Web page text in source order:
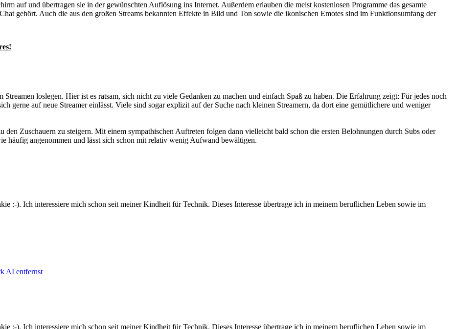
auf und übertragen sie in der gewünschten Auflösung ins Internet. Außerdem erlauben die meist kostenlosen Programme das gesamte
gehört. Auch die aus den großen Streams bekannten Effekte in Bild und Ton sowie die ikonischen Emotes sind im Funktionsumfang der
loslegen. Hier ist es ratsam, sich nicht zu viele Gedanken zu machen und einfach Spaß zu haben. Die Erfahrung zeigt: Für jedes noch
gerne auf neue Streamer einlässt. Viele sind sogar explizit auf der Suche nach kleinen Streamern, da dort eine gemütlichere und weniger
Zuschauern zu steigern. Mit einem sympathischen Auftreten folgen dann vielleicht bald schon die ersten Belohnungen durch Subs oder
häufig angenommen und lässt sich schon mit relativ wenig Aufwand bewältigen.
:-). Ich interessiere mich schon seit meiner Kindheit für Technik. Dieses Interesse übertrage ich in meinem beruflichen Leben sowie im
AI entfernst
:-). Ich interessiere mich schon seit meiner Kindheit für Technik. Dieses Interesse übertrage ich in meinem beruflichen Leben sowie im